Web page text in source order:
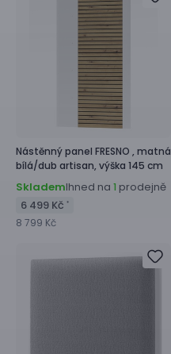
Nástěnný panel FRESNO , matná
bílá/dub artisan, výška 145 cm
SklademIhned na 1 prodejně
6 499 Kč *
8 799 Kč